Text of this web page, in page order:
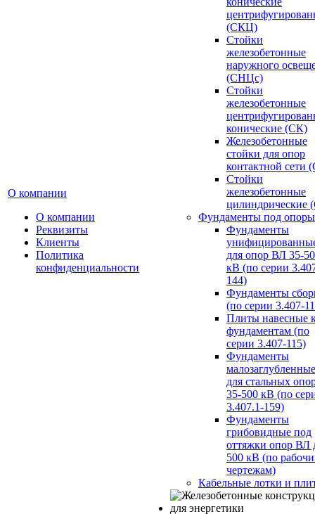
О компании
О компании
Реквизиты
Клиенты
Политика
конфиденциальности
(СКЦ)
Стойки
железобетонные
наружного
(СНЦс)
Стойки
железобетонные
конические (СК)
Железобетонные
стойки для опор
контактной сети
Стойки
железобетонные
цилиндрические
Фундаменты под опоры
Фундаменты
для опор ВЛ 35-
кВ (по серии
144)
Фундаменты
(по серии 3.407-
Плиты навесные
фундаментам (по
серии 3.407-115)
Фундаменты
малозаглубленные
для стальных
35-500 кВ (по
3.407.1-159)
Фундаменты
грибовидные под
оттяжки опор ВЛ
500 кВ (по
чертежам)
Кабельные лотки и